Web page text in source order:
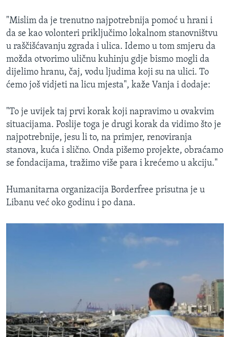
"Mislim da je trenutno najpotrebnija pomoć u hrani i
da se kao volonteri priključimo lokalnom stanovništvu
u raščišćavanju zgrada i ulica. Idemo u tom smjeru da
možda otvorimo uličnu kuhinju gdje bismo mogli da
dijelimo hranu, čaj, vodu ljudima koji su na ulici. To
ćemo još vidjeti na licu mjesta", kaže Vanja i dodaje:
"To je uvijek taj prvi korak koji napravimo u ovakvim
situacijama. Poslije toga je drugi korak da vidimo što je
najpotrebnije, jesu li to, na primjer, renoviranja
stanova, kuća i slično. Onda pišemo projekte, obraćamo
se fondacijama, tražimo više para i krećemo u akciju."
Humanitarna organizacija Borderfree prisutna je u
Libanu već oko godinu i po dana.